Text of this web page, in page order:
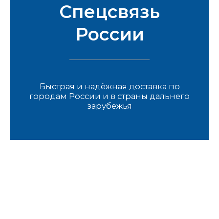
Спецсвязь
России
Быстрая и надёжная доставка по
городам России и в страны дальнего
зарубежья